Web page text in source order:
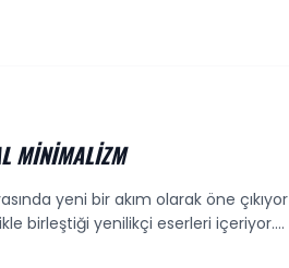
MINIMALIZM
yeni bir akım olarak öne çıkıyor
birleştiği yenilikçi eserleri içeriyor....